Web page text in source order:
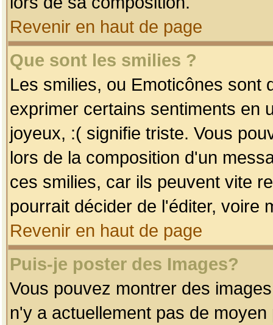
Revenir en haut de page
Que sont les smilies ?
Les smilies, ou Emoticônes sont
exprimer certains sentiments en
joyeux, :( signifie triste. Vous
lors de la composition d'un
ces smilies, car ils peuvent vite
pourrait décider de l'éditer, voire
Revenir en haut de page
Puis-je poster des Images?
Vous pouvez montrer des
n'y a actuellement pas de